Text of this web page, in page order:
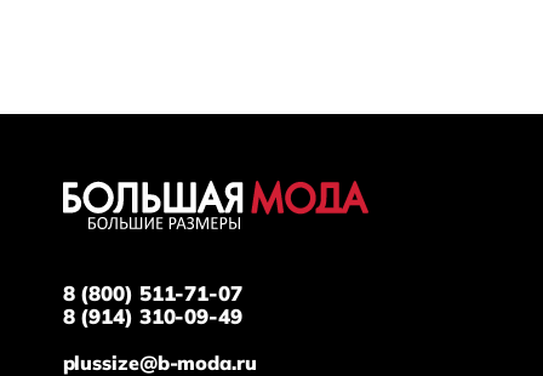
8 (800) 511-71-07
8 (914) 310-09-49
plussize@b-moda.ru